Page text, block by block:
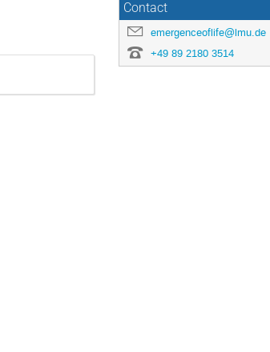
Contact
emergenceoflife@lmu.de
+49 89 2180 3514